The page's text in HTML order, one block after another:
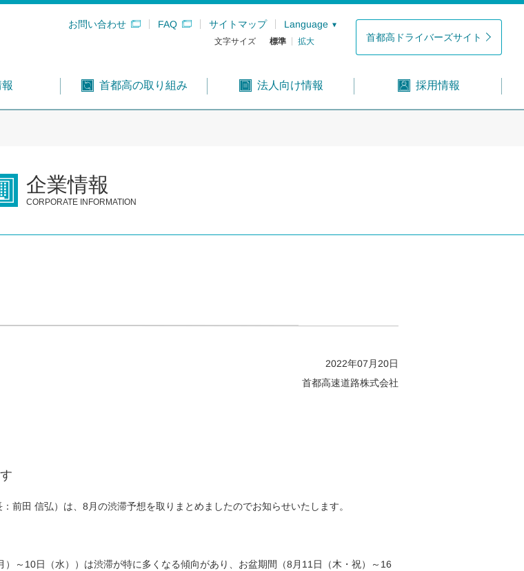
お問い合わせ FAQ サイトマップ Language
文字サイズ 標準 拡大 首都高ドライバーズサイト
首都高の取り組み 法人向け情報 採用情報
企業情報
CORPORATE INFORMATION
2022年07月20日
首都高速道路株式会社
前田 信弘）は、8月の渋滞予想を取りまとめましたのでお知らせいたします。
～10日（水））は渋滞が特に多くなる傾向があり、お盆期間（8月11日（木・祝）～16